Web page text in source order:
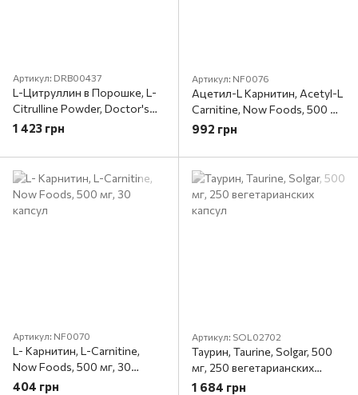
Артикул: DRB00437
L-Цитруллин в Порошке, L-
Citrulline Powder, Doctor's
Best, 200 гр.
1 423 грн
Артикул: NF0076
Ацетил-L Карнитин, Acetyl-L
Carnitine, Now Foods, 500 мг,
100 капсул
992 грн
Артикул: NF0070
L- Карнитин, L-Carnitine,
Now Foods, 500 мг, 30
капсул
404 грн
Артикул: SOL02702
Таурин, Taurine, Solgar, 500
мг, 250 вегетарианских
капсул
1 684 грн